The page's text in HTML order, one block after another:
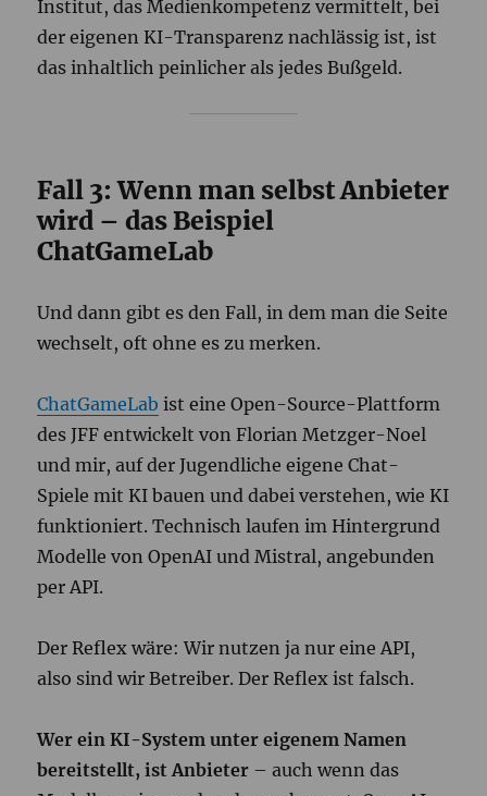
Institut, das Medienkompetenz vermittelt, bei
der eigenen KI-Transparenz nachlässig ist, ist
das inhaltlich peinlicher als jedes Bußgeld.
Fall 3: Wenn man selbst Anbieter
wird – das Beispiel
ChatGameLab
Und dann gibt es den Fall, in dem man die Seite
wechselt, oft ohne es zu merken.
ChatGameLab ist eine Open-Source-Plattform
des JFF entwickelt von Florian Metzger-Noel
und mir, auf der Jugendliche eigene Chat-
Spiele mit KI bauen und dabei verstehen, wie KI
funktioniert. Technisch laufen im Hintergrund
Modelle von OpenAI und Mistral, angebunden
per API.
Der Reflex wäre: Wir nutzen ja nur eine API,
also sind wir Betreiber. Der Reflex ist falsch.
Wer ein KI-System unter eigenem Namen
bereitstellt, ist Anbieter – auch wenn das